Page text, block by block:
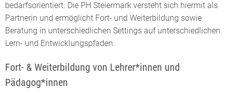
bedarfsorientiert. Die PH Steiermark versteht sich hiermit als
Partnerin und ermöglicht Fort- und Weiterbildung sowie
Beratung in unterschiedlichen Settings auf unterschiedlichen
Lern- und Entwicklungspfaden.
Fort- & Weiterbildung von Lehrer*innen und
Pädagog*innen